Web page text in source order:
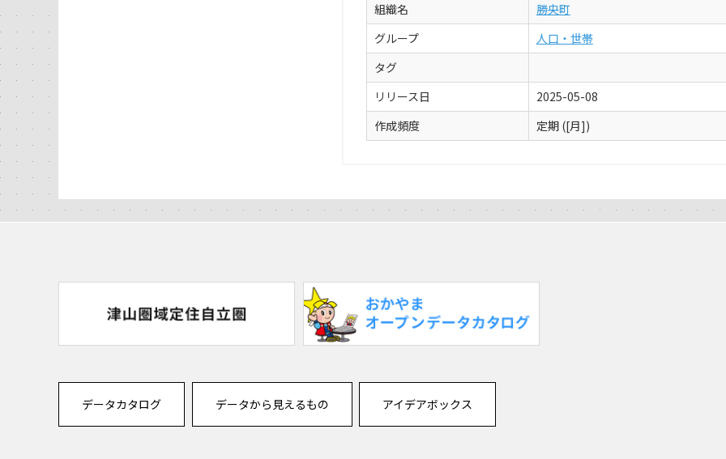
組織名
勝央町
グループ
人口・世帯
タグ
リリース日
2025-05-08
作成頻度
定期 ([月])
データカタログ データから見えるもの アイデアボックス